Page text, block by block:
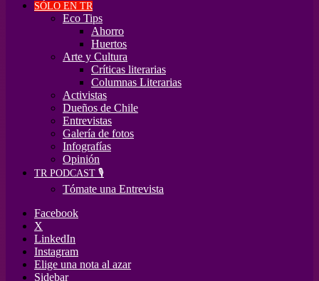
SÓLO EN TR
Eco Tips
Ahorro
Huertos
Arte y Cultura
Críticas literarias
Columnas Literarias
Activistas
Dueños de Chile
Entrevistas
Galería de fotos
Infografías
Opinión
TR PODCAST 🎙️
Tómate una Entrevista
Facebook
X
LinkedIn
Instagram
Elige una nota al azar
Sidebar